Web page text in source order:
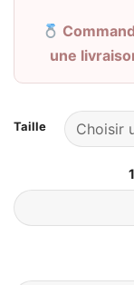
une
Taille